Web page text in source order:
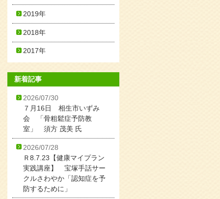
2019年
2018年
2017年
新着記事
2026/07/30
７月16日 相生市いずみ
会 「骨粗鬆症予防教
室」 須方 茂美 氏
2026/07/28
Ｒ8.7.23【健康マイプラン
実践講座】 宝塚手話サー
クルさわやか「認知症を予
防するために」